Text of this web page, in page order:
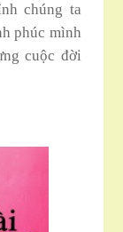
chúng ta
phúc mình
cuộc đời